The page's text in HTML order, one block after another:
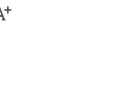
Disminuir